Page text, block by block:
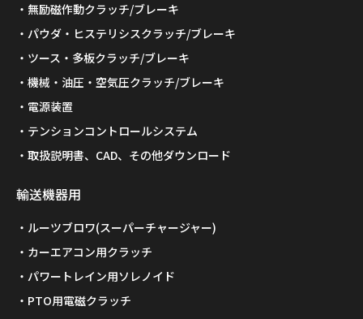
無励磁作動クラッチ/ブレーキ
パウダ・ヒステリシスクラッチ/ブレーキ
ツース・多板クラッチ/ブレーキ
機械・油圧・空気圧クラッチ/ブレーキ
電源装置
テンションコントロールシステム
取扱説明書、CAD、その他ダウンロード
輸送機器用
ルーツブロワ(スーパーチャージャー)
カーエアコン用クラッチ
パワートレイン用ソレノイド
PTO用電磁クラッチ